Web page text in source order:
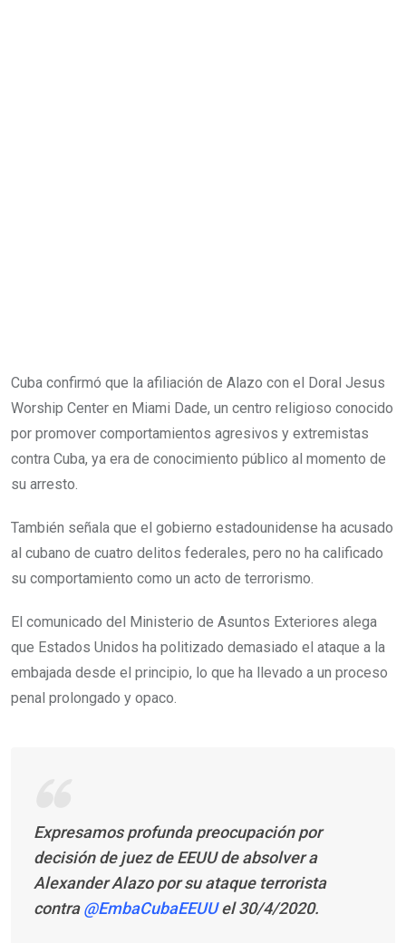
Cuba confirmó que la afiliación de Alazo con el Doral Jesus
Worship Center en Miami Dade, un centro religioso conocido
por promover comportamientos agresivos y extremistas
contra Cuba, ya era de conocimiento público al momento de
su arresto.
También señala que el gobierno estadounidense ha acusado
al cubano de cuatro delitos federales, pero no ha calificado
su comportamiento como un acto de terrorismo.
El comunicado del Ministerio de Asuntos Exteriores alega
que Estados Unidos ha politizado demasiado el ataque a la
embajada desde el principio, lo que ha llevado a un proceso
penal prolongado y opaco.
Expresamos profunda preocupación por
decisión de juez de EEUU de absolver a
Alexander Alazo por su ataque terrorista
contra@EmbaCubaEEUUel 30/4/2020.